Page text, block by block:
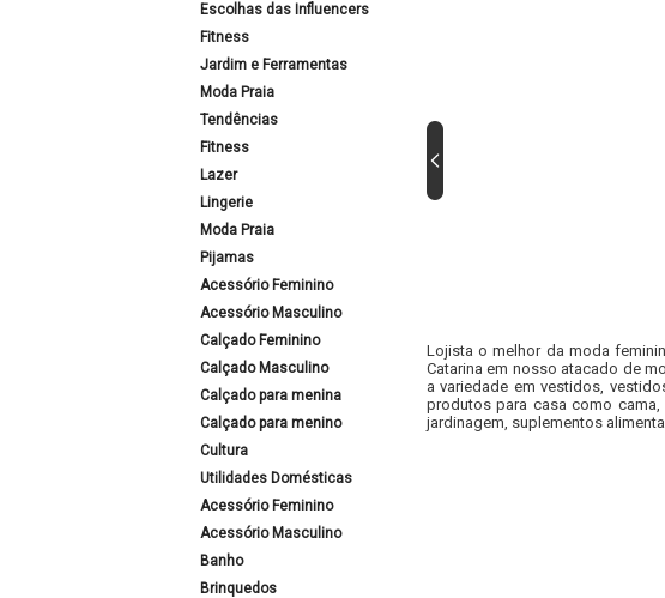
Escolhas das Influencers
Fitness
Jardim e Ferramentas
Moda Praia
Tendências
Fitness
Lazer
Lingerie
Moda Praia
Pijamas
Acessório Feminino
Acessório Masculino
Calçado Feminino
Calçado Masculino
Calçado para menina
Calçado para menino
Cultura
Utilidades Domésticas
Acessório Feminino
Acessório Masculino
Banho
Brinquedos
Lojista o melhor da moda
Catarina em nosso atacado de
a variedade em vestidos,
produtos para casa como
jardinagem, suplementos